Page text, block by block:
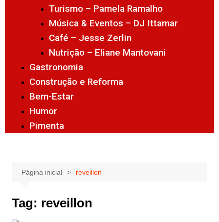
Turismo – Pamela Ramalho
Música & Eventos – DJ Ittamar
Café – Jesse Zerlin
Nutrição – Eliane Mantovani
Gastronomia
Construção e Reforma
Bem-Estar
Humor
Pimenta
Página inicial reveillon
Tag: reveillon